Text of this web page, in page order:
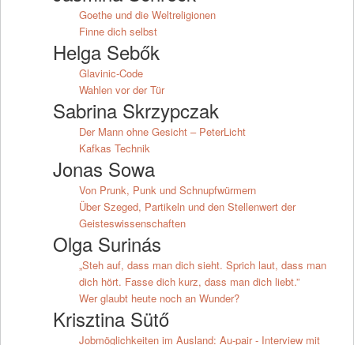
Goethe und die Weltreligionen
Finne dich selbst
Helga Sebők
Glavinic-Code
Wahlen vor der Tür
Sabrina Skrzypczak
Der Mann ohne Gesicht – PeterLicht
Kafkas Technik
Jonas Sowa
Von Prunk, Punk und Schnupfwürmern
Über Szeged, Partikeln und den Stellenwert der
Geisteswissenschaften
Olga Surinás
„Steh auf, dass man dich sieht. Sprich laut, dass man
dich hört. Fasse dich kurz, dass man dich liebt.”
Wer glaubt heute noch an Wunder?
Krisztina Sütő
Jobmöglichkeiten im Ausland: Au-pair - Interview mit